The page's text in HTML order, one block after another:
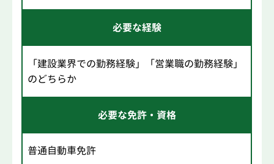
必要な経験
「建設業界での勤務経験」「営業職の勤務経験」
のどちらか
必要な免許・資格
普通自動車免許